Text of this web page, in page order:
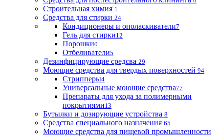
Строительная химия 1
Средства для стирки 24
Кондиционеры и ополаскиватели7
Гель для стирки12
Порошки0
Отбеливатели5
Дезинфицирующие средсва 29
Моющие средства для твердых поверхностей 94
Стрипперы4
Универсальные моющие средства77
Препараты для ухода за полимерными
покрытиями13
Бутылки и дозирующие устройства 8
Средства специального назначения 65
Моющие средства для пищевой промышленности